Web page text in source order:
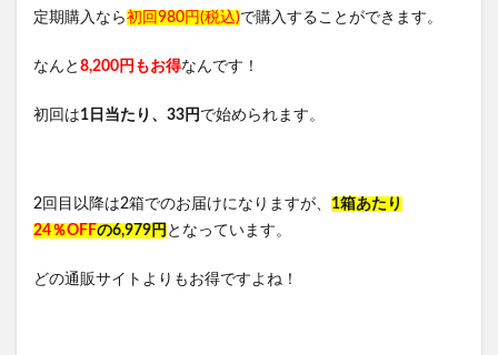
定期購入なら初回980円(税込)で購入することができます。
なんと 8,200円もお得なんです！
初回は1日当たり、33円 で始められます。
2回目以降は2箱でのお届けになりますが、 1箱あたり
24％OFFの6,979円 となっています。
どの通販サイトよりもお得ですよね！